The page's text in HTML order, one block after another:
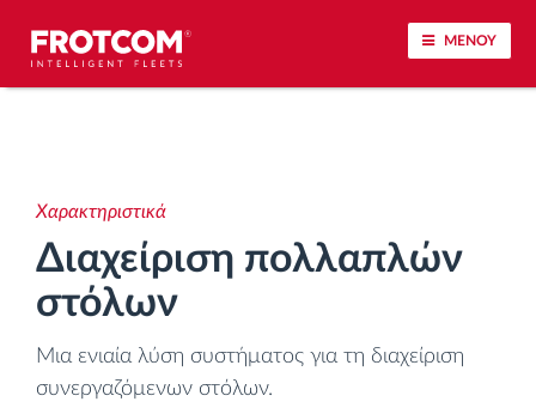
ΜΕΝΟΥ
Παρακολούθηση του χρόνου οδήγησης
Διαχείριση εργατικού δυναμικού
Χαρακτηριστικά
Διαχείριση πολλαπλών
στόλων
Μια ενιαία λύση συστήματος για τη διαχείριση
συνεργαζόμενων στόλων.